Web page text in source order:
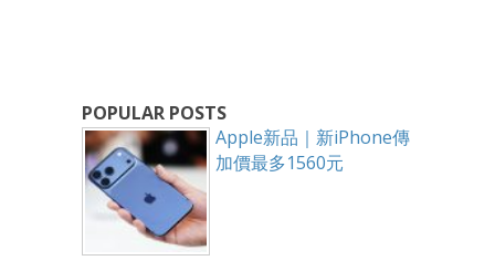
POPULAR POSTS
Apple新品｜新iPhone傳
加價最多1560元